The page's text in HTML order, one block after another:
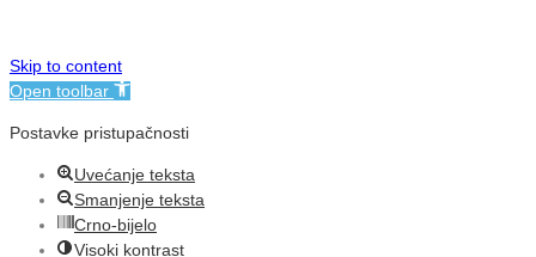
Skip to content
Open toolbar
Postavke pristupačnosti
Uvećanje teksta
Smanjenje teksta
Crno-bijelo
Visoki kontrast